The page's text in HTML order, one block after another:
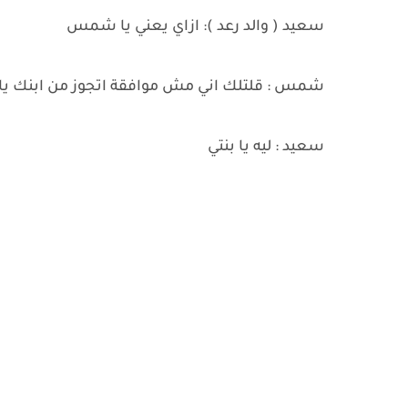
سعيد ( والد رعد ): ازاي يعني يا شمس
شمس : قلتلك اني مش موافقة اتجوز من ابنك
سعيد : ليه يا بنتي